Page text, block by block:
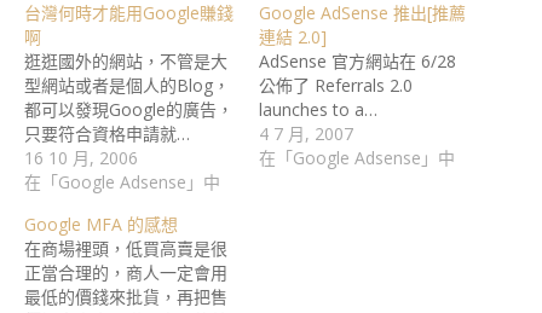
台灣何時才能用Google賺錢
啊
逛逛國外的網站，不管是大
型網站或者是個人的Blog，
都可以發現Google的廣告，
只要符合資格申請就…
16 10 月, 2006
在「Google Adsense」中
Google AdSense 推出[推薦
連結 2.0]
AdSense 官方網站在 6/28
公佈了 Referrals 2.0
launches to a…
4 7 月, 2007
在「Google Adsense」中
Google MFA 的感想
在商場裡頭，低買高賣是很
正當合理的，商人一定會用
最低的價錢來批貨，再把售